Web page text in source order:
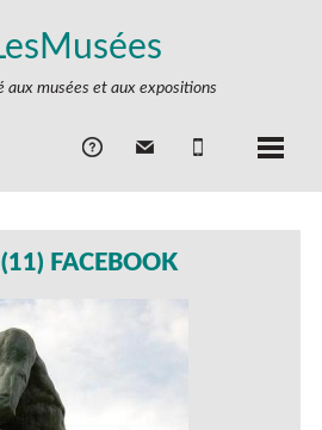
aux musées et aux expositions
FACEBOOK